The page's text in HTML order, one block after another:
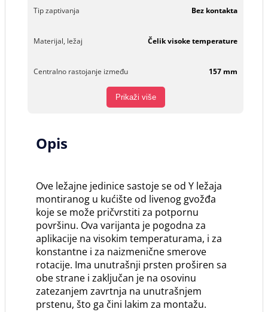
Tip zaptivanja Bez kontakta
Materijal, ležaj Čelik visoke temperature
Centralno rastojanje između 157 mm
Prikaži više
Opis
Ove ležajne jedinice sastoje se od Y ležaja
montiranog u kućište od livenog gvožđa
koje se može pričvrstiti za potpornu
površinu. Ova varijanta je pogodna za
aplikacije na visokim temperaturama, i za
konstantne i za naizmenične smerove
rotacije. Ima unutrašnji prsten proširen sa
obe strane i zaključan je na osovinu
zatezanjem zavrtnja na unutrašnjem
prstenu, što ga čini lakim za montažu.